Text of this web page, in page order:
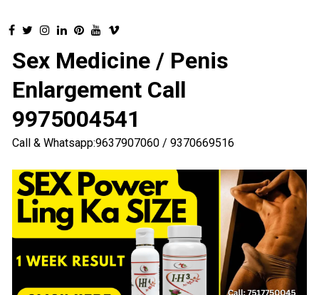
Sex Medicine / Penis
Enlargement Call
9975004541
Call & Whatsapp:9637907060 / 9370669516